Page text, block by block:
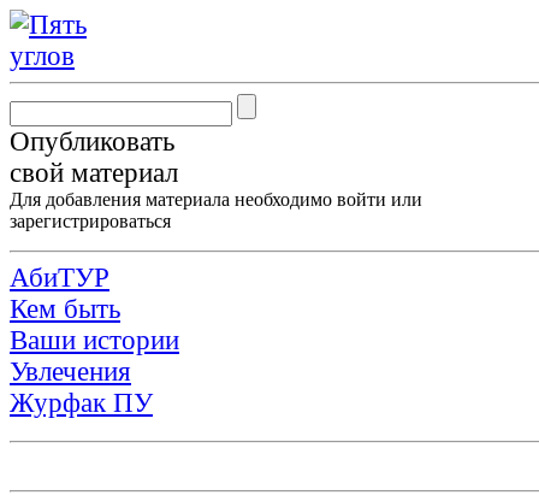
Опубликовать
свой материал
Для добавления материала необходимо войти или
зарегистрироваться
АбиТУР
Кем быть
Ваши истории
Увлечения
Журфак ПУ